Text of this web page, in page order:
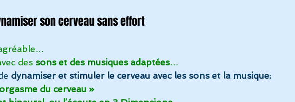
son cerveau sans effort
des sons et des musiques adaptées…
dynamiser et stimuler le cerveau avec les sons et la musique:
du cerveau »